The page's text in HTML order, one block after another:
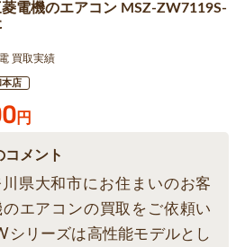
電機のエアコン MSZ-ZW7119S-
買取実績
本店
円
コメント
県大和市にお住まいのお客
エアコンの買取をご依頼い
シリーズは高性能モデルとし